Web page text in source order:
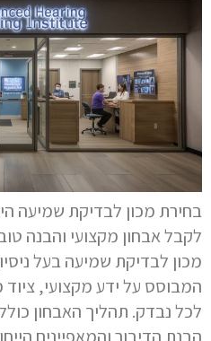
בחירת מכון לבדיקת שמיעה
לקבל אבחון מקצועי והבנה
מכון לבדיקת שמיעה בעל
המבוסס על ידע מקצועי,
לכל נבדק. תהליך האבחון
הבנת הדיבור והמאפיינים